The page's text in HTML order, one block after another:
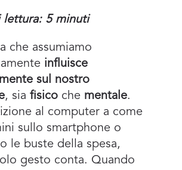
lettura: 5 minuti
che assumiamo
influisce
sul nostro
, sia fisico che mentale.
al computer a come
sullo smartphone o
le buste della spesa,
gesto conta. Quando